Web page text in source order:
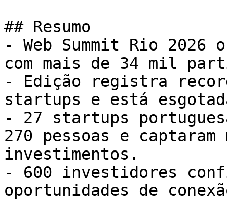
## Resumo
- Web Summit Rio
com mais de 34 mil
- Edição registra
startups e está
- 27 startups
270 pessoas e
investimentos.
- 600 investidores
oportunidades de